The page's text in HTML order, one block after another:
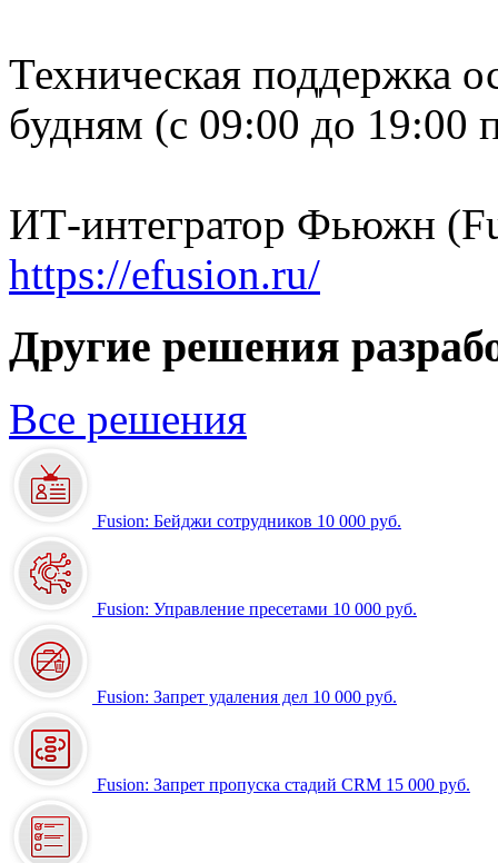
Техническая поддержка
будням (с 09:00 до 19:00
ИТ-интегратор Фьюжн
https://efusion.ru/
Другие решения
Все решения
Fusion: Бейджи сотрудников 10 000 руб.
Fusion: Управление пресетами 10 000 руб.
Fusion: Запрет удаления дел 10 000 руб.
Fusion: Запрет пропуска стадий CRM 15 000 руб.